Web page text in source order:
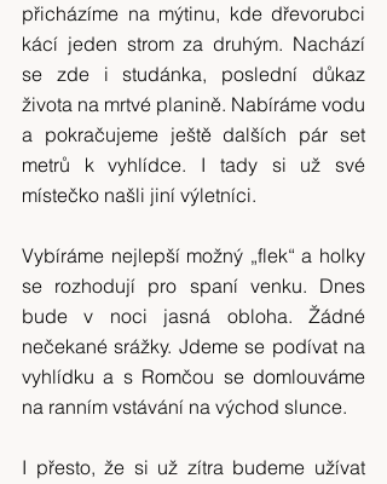
přicházíme na mýtinu, kde dřevorubci
kácí jeden strom za druhým. Nachází
se zde i studánka, poslední důkaz
života na mrtvé planině. Nabíráme vodu
a pokračujeme ještě dalších pár set
metrů k vyhlídce. I tady si už své
místečko našli jiní výletníci.
Vybíráme nejlepší možný „flek“ a holky
se rozhodují pro spaní venku. Dnes
bude v noci jasná obloha. Žádné
nečekané srážky. Jdeme se podívat na
vyhlídku a s Romčou se domlouváme
na ranním vstávání na východ slunce.
I přesto, že si už zítra budeme užívat